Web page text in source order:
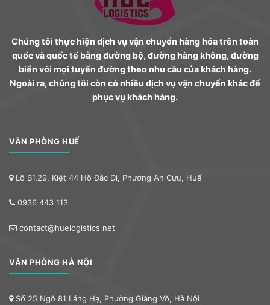
Chúng tôi thực hiện dịch vụ vận chuyển hàng hóa trên toàn
quốc và quốc tế bằng đường bộ, đường hàng không, đường
biển với mọi tuyến đường theo nhu cầu của khách hàng.
Ngoài ra, chúng tôi còn có nhiều dịch vụ vận chuyển khác để
phục vụ khách hàng.
VĂN PHÒNG HUẾ
Lô B1.29, Kiệt 44 Hồ Đắc Di, Phường An Cựu, Huế
0936 443 113
contact@huelogistics.net
VĂN PHÒNG HÀ NỘI
Số 25 Ngõ 81 Láng Hạ, Phường Giảng Võ, Hà Nội